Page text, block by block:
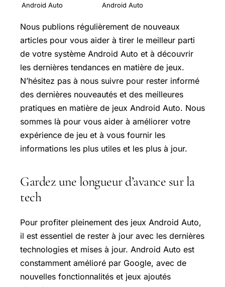
Android Auto
Android Auto
Nous publions régulièrement de nouveaux
articles pour vous aider à tirer le meilleur parti
de votre système Android Auto et à découvrir
les dernières tendances en matière de jeux.
N’hésitez pas à nous suivre pour rester informé
des dernières nouveautés et des meilleures
pratiques en matière de jeux Android Auto. Nous
sommes là pour vous aider à améliorer votre
expérience de jeu et à vous fournir les
informations les plus utiles et les plus à jour.
Gardez une longueur d’avance sur la
tech
Pour profiter pleinement des jeux Android Auto,
il est essentiel de rester à jour avec les dernières
technologies et mises à jour. Android Auto est
constamment amélioré par Google, avec de
nouvelles fonctionnalités et jeux ajoutés